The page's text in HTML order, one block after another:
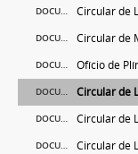
DOCUMENTO Circular de
DOCUMENTO Circular de
DOCUMENTO Ofício de Plínio
DOCUMENTO Circular de
DOCUMENTO Circular de
DOCUMENTO Circular de